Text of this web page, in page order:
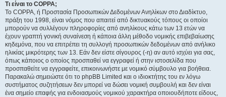
Τι είναι το COPPA;
Το COPPA, ή Προστασία Προσωπικών Δεδομένων Ανηλίκων στο Διαδίκτυο,
πράξη του 1998, είναι νόμος που απαιτεί από δικτυακούς τόπους οι οποίοι
μπορούν να συλλέγουν πληροφορίες από ανηλίκους κάτω των 13 ετών να
έχουν γραπτή γονική συναίνεση ή κάποια άλλη μέθοδο νομικής επιβεβαίωσης
κηδεμόνα, που να επιτρέπει τη συλλογή προσωπικών δεδομένων από ανήλικο
ηλικίας μικρότερης των 13. Εάν δεν είστε σίγουρος (-η) αν αυτό ισχύει για σας,
όπως κάποιος ο οποίος προσπαθεί να εγγραφεί ή στην ιστοσελίδα που
προσπαθείτε να εγγραφείτε, επικοινωνήστε με νομικό σύμβουλο για βοήθεια.
Παρακαλώ σημειώστε ότι το phpBB Limited και ο ιδιοκτήτης του εν λόγω
συστήματος συζητήσεων δεν μπορεί να δώσει νομική συμβουλή και δεν είναι
ένα σημείο επαφής για ενδοιασμούς νομικού χαρακτήρα οποιουδήποτε είδους,